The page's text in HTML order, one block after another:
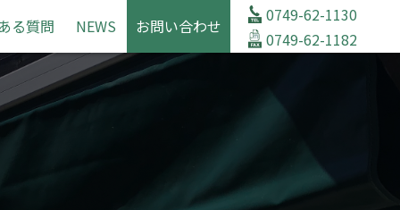
る質問 NEWS お問い合わせ
0749-62-1130
0749-62-1182